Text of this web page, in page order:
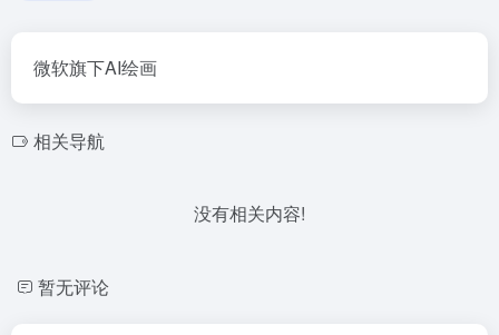
微软旗下AI绘画
相关导航
没有相关内容!
暂无评论